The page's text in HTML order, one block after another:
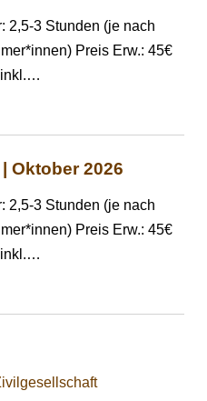
2,5-3 Stunden (je nach
Preis Erw.: 45€
…
Oktober 2026
2,5-3 Stunden (je nach
Preis Erw.: 45€
…